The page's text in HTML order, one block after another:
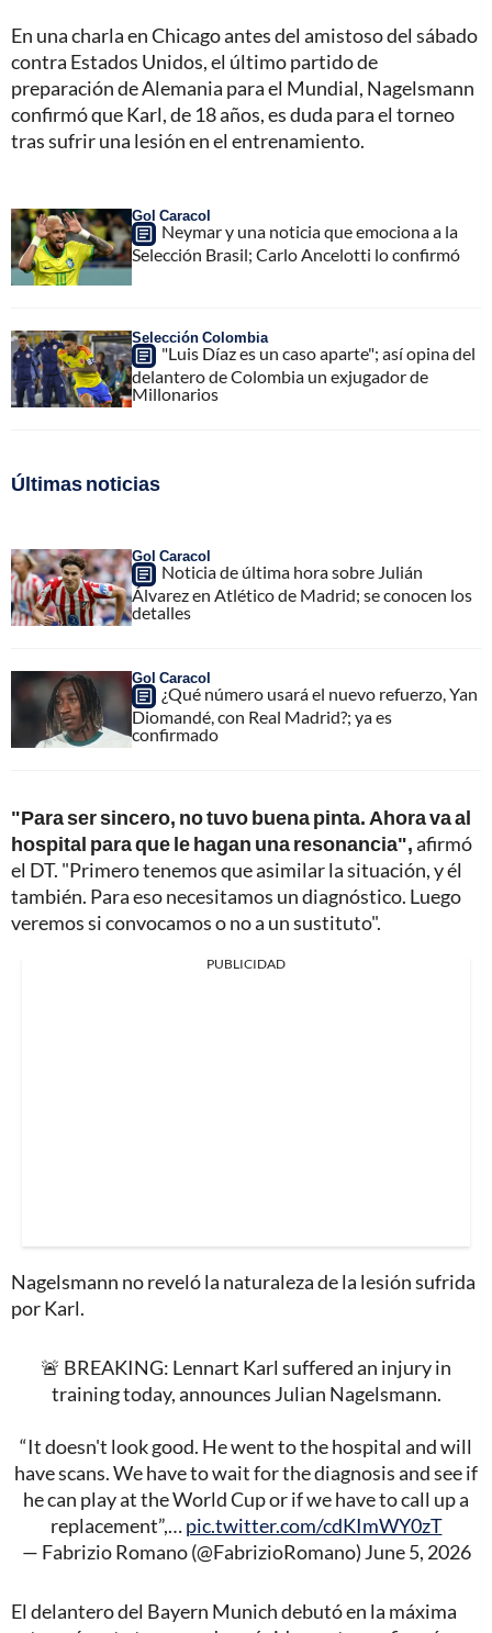
En una charla en Chicago antes del amistoso del sábado
contra Estados Unidos, el último partido de
preparación de Alemania para el Mundial, Nagelsmann
confirmó que Karl, de 18 años, es duda para el torneo
tras sufrir una lesión en el entrenamiento.
Gol Caracol
Neymar y una noticia que emociona a la
Selección Brasil; Carlo Ancelotti lo confirmó
Selección Colombia
"Luis Díaz es un caso aparte"; así opina del
delantero de Colombia un exjugador de
Millonarios
Últimas noticias
Gol Caracol
Noticia de última hora sobre Julián
Álvarez en Atlético de Madrid; se conocen los
detalles
Gol Caracol
¿Qué número usará el nuevo refuerzo, Yan
Diomandé, con Real Madrid?; ya es
confirmado
"Para ser sincero, no tuvo buena pinta. Ahora va al
hospital para que le hagan una resonancia",afirmó
el DT. "Primero tenemos que asimilar la situación, y él
también. Para eso necesitamos un diagnóstico. Luego
veremos si convocamos o no a un sustituto".
PUBLICIDAD
Nagelsmann no reveló la naturaleza de la lesión sufrida
por Karl.
🚨 BREAKING: Lennart Karl suffered an injury in
training today, announces Julian Nagelsmann.
“It doesn't look good. He went to the hospital and will
have scans. We have to wait for the diagnosis and see if
he can play at the World Cup or if we have to call up a
replacement”,…pic.twitter.com/cdKImWY0zT
— Fabrizio Romano (@FabrizioRomano) June 5, 2026
El delantero del Bayern Munich debutó en la máxima